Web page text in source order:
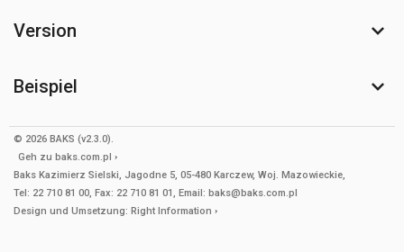
Version
Beispiel
© 2026 BAKS (v2.3.0).
Geh zu baks.com.pl
Baks Kazimierz Sielski, Jagodne 5, 05-480 Karczew, Woj. Mazowieckie,
Tel: 22 710 81 00, Fax: 22 710 81 01, Email: baks@baks.com.pl
Design und Umsetzung: Right Information